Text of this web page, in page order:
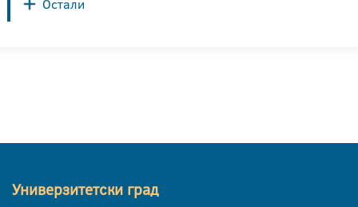
Остали
Универзитетски град